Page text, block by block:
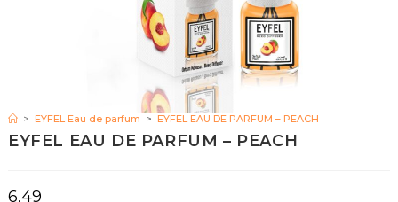
> EYFEL Eau de parfum > EYFEL EAU DE PARFUM – PEACH
EYFEL EAU DE PARFUM – PEACH
6,49